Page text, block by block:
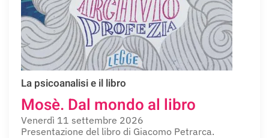
La psicoanalisi e il libro
Mosè. Dal mondo al libro
Venerdì 11 settembre 2026
Presentazione del libro di Giacomo Petrarca.